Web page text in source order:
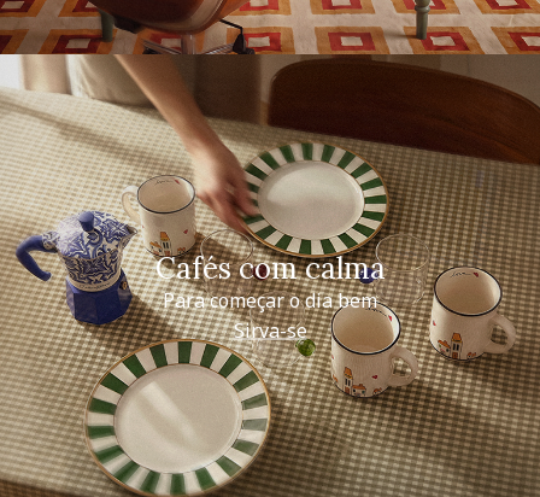
Cafés com calma
Para começar o dia bem
Sirva-se